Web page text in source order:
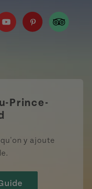
TourismeIPE/
tourismpei/
open.spotify.com/
Prince-
y ajoute